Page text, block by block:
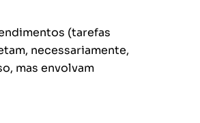
(tarefas
necessariamente,
mas envolvam